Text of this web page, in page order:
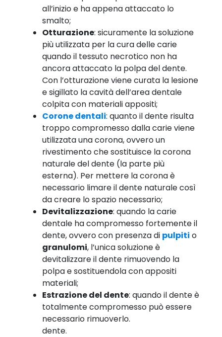
all’inizio e ha appena attaccato lo
smalto;
Otturazione: sicuramente la soluzione
più utilizzata per la cura delle carie
quando il tessuto necrotico non ha
ancora attaccato la polpa del dente.
Con l’otturazione viene curata la lesione
e sigillato la cavità dell’area dentale
colpita con materiali appositi;
Corone dentali: quanto il dente risulta
troppo compromesso dalla carie viene
utilizzata una corona, ovvero un
rivestimento che sostituisce la corona
naturale del dente (la parte più
esterna). Per mettere la corona è
necessario limare il dente naturale così
da creare lo spazio necessario;
Devitalizzazione: quando la carie
dentale ha compromesso fortemente il
dente, ovvero con presenza di pulpiti o
granulomi, l’unica soluzione è
devitalizzare il dente rimuovendo la
polpa e sostituendola con appositi
materiali;
Estrazione del dente: quando il dente è
totalmente compromesso può essere
necessario rimuoverlo.
dente.